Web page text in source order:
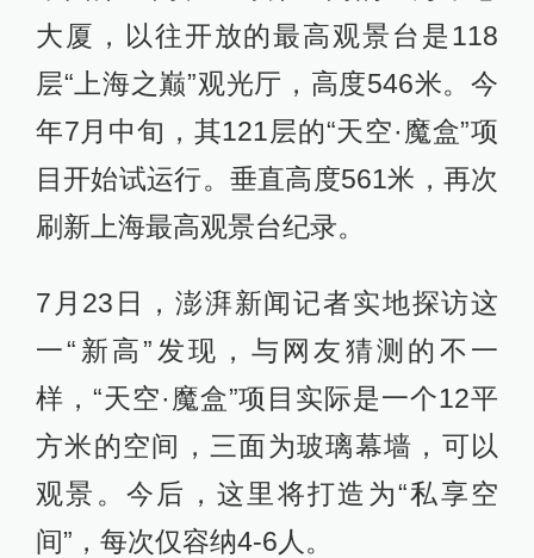
大厦，以往开放的最高观景台是118
层“上海之巅”观光厅，高度546米。今
年7月中旬，其121层的“天空·魔盒”项
目开始试运行。垂直高度561米，再次
刷新上海最高观景台纪录。
7月23日，澎湃新闻记者实地探访这
一“新高”发现，与网友猜测的不一
样，“天空·魔盒”项目实际是一个12平
方米的空间，三面为玻璃幕墙，可以
观景。今后，这里将打造为“私享空
间”，每次仅容纳4-6人。